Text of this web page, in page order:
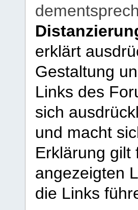
erklärt
Gestaltung
Links des
sich
und macht
Erklärung gilt
angezeigten
die Links